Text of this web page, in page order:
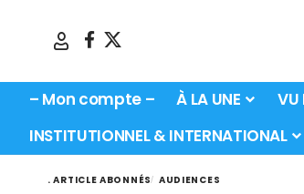
– Mon compte – À LA UNE VU
INSTITUTIONNEL & INTERNATIONAL
. ARTICLE ABONNÉS AUDIENCES